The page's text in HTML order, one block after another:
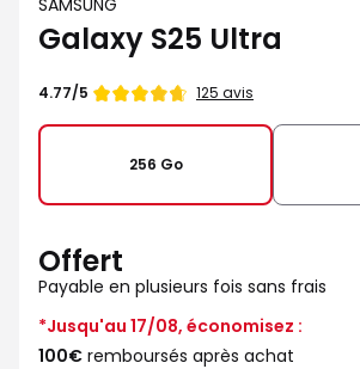
Galaxy S25 Ultra
Note
4.77/5 125 avis
256 Go
Offert
Payable en plusieurs fois sans frais
*Jusqu'au 17/08, économisez :
100€ remboursés après achat